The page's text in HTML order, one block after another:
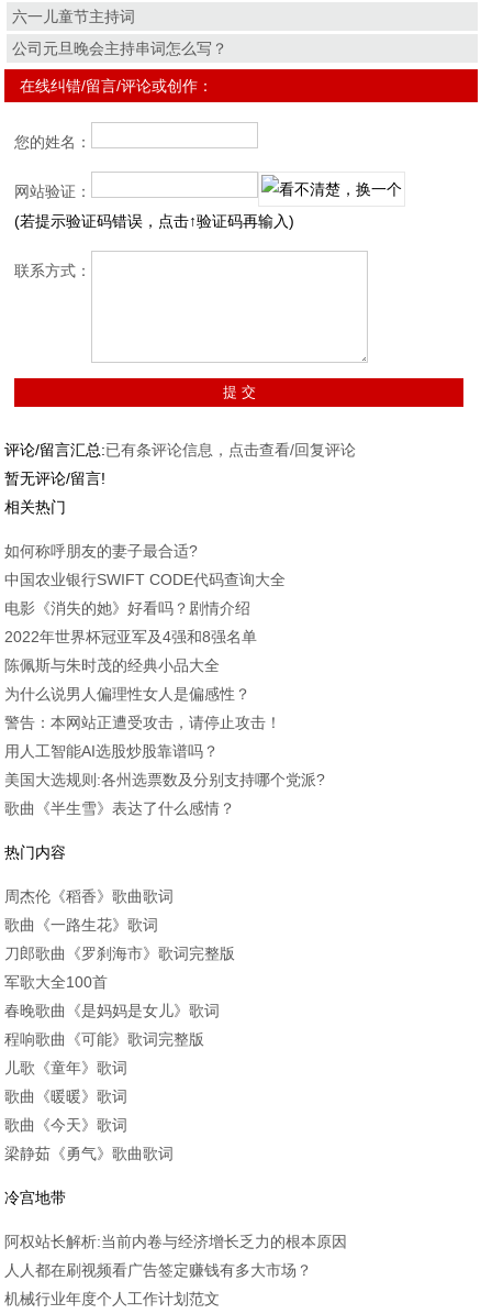
六一儿童节主持词
公司元旦晚会主持串词怎么写？
在线纠错/留言/评论或创作：
您的姓名：
网站验证：
(若提示验证码错误，点击↑验证码再输入)
联系方式：
评论/留言汇总:已有条评论信息，点击查看/回复评论
暂无评论/留言!
相关热门
如何称呼朋友的妻子最合适?
中国农业银行SWIFT CODE代码查询大全
电影《消失的她》好看吗？剧情介绍
2022年世界杯冠亚军及4强和8强名单
陈佩斯与朱时茂的经典小品大全
为什么说男人偏理性女人是偏感性？
警告：本网站正遭受攻击，请停止攻击！
用人工智能AI选股炒股靠谱吗？
美国大选规则:各州选票数及分别支持哪个党派?
歌曲《半生雪》表达了什么感情？
热门内容
周杰伦《稻香》歌曲歌词
歌曲《一路生花》歌词
刀郎歌曲《罗刹海市》歌词完整版
军歌大全100首
春晚歌曲《是妈妈是女儿》歌词
程响歌曲《可能》歌词完整版
儿歌《童年》歌词
歌曲《暖暖》歌词
歌曲《今天》歌词
梁静茹《勇气》歌曲歌词
冷宫地带
阿权站长解析:当前内卷与经济增长乏力的根本原因
人人都在刷视频看广告签定赚钱有多大市场？
机械行业年度个人工作计划范文